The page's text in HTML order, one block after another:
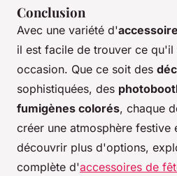
Conclusion
Avec une variété d'
il est facile de trouver ce
occasion. Que ce soit des
sophistiquées, des
fumigènes colorés, chaque
créer une atmosphère festive
découvrir plus d'options,
complète d'accessoires de